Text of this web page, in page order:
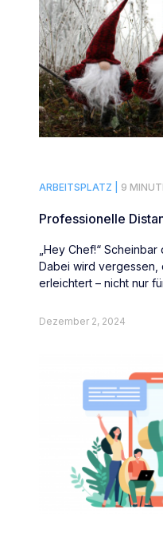
ARBEITSPLATZ | 9
Professionelle
„Hey Chef!“
Dabei wird vergessen,
erleichtert – nicht nur
Dezember 2, 2024